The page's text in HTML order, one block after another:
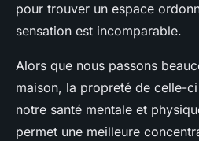
pour trouver un espace
sensation est incomparable.
Alors que nous passons
maison, la propreté de celle-
notre santé mentale et
permet une meilleure